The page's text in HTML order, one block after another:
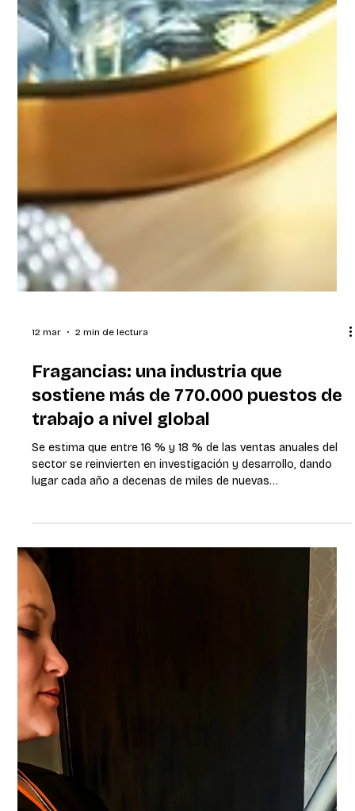
12 mar
Fragancias: una industria que
sostiene más de 770.000 puestos de
trabajo a nivel global
Se estima que entre 16 % y 18 % de las ventas anuales del